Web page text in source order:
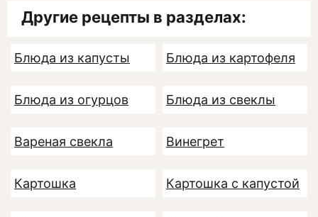
Другие рецепты в разделах:
Блюда из капусты Блюда из картофеля
Блюда из огурцов Блюда из свеклы
Вареная свекла Винегрет
Картошка Картошка с капустой